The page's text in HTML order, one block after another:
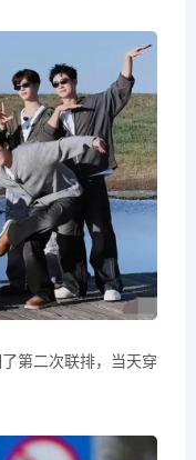
第二次联排，当天穿